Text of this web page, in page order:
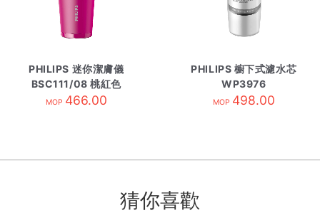
PHILIPS 迷你潔膚儀
BSC111/08 桃紅色
MOP 466.00
PHILIPS 櫥下式濾水芯
WP3976
MOP 498.00
猜你喜歡